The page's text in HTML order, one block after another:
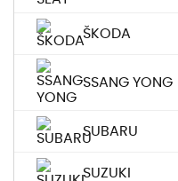
ŠKODA
SSANG YONG
SUBARU
SUZUKI